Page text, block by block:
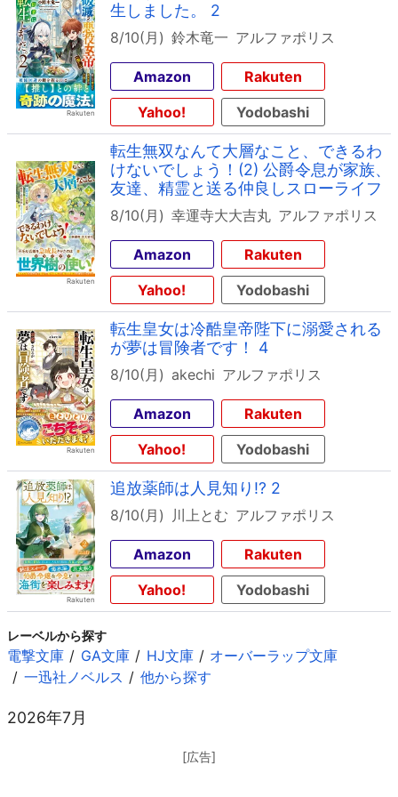
生しました。 2
8/10(月) 鈴木竜一 アルファポリス
Amazon
Rakuten
Yahoo!
Yodobashi
転生無双なんて大層なこと、できるわ
けないでしょう！(2) 公爵令息が家族、
友達、精霊と送る仲良しスローライフ
8/10(月) 幸運寺大大吉丸 アルファポリス
Amazon
Rakuten
Yahoo!
Yodobashi
転生皇女は冷酷皇帝陛下に溺愛される
が夢は冒険者です！ 4
8/10(月) akechi アルファポリス
Amazon
Rakuten
Yahoo!
Yodobashi
追放薬師は人見知り!? 2
8/10(月) 川上とむ アルファポリス
Amazon
Rakuten
Yahoo!
Yodobashi
レーベルから探す
電撃文庫 GA文庫 HJ文庫
オーバーラップ文庫
一迅社ノベルス
他から探す
2026年7月
[広告]